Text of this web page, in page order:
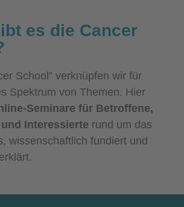
es die Cancer
School” verknüpfen wir für
Spektrum von Themen. Hier
Seminare für Betroffene,
Interessierte rund um das
wissenschaftlich fundiert und